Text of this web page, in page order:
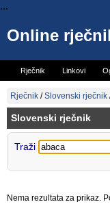
...
Online
Rječnik Linkovi
Vicevi Mini rječnik
Rječnik /Slovenski rječnik
Slovenski rječnik
Traži
Nema rezultata za prikaz.